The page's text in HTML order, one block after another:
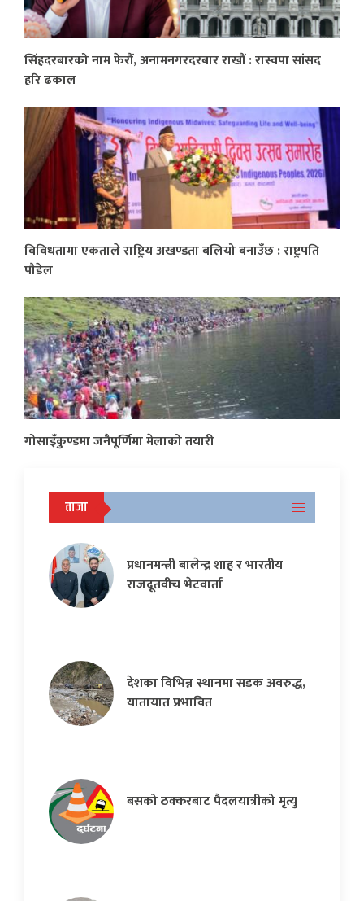
सिंहदरबारको नाम फेरौं, अनामनगरदरबार राखौं : रास्वपा सांसद
हरि ढकाल
विविधतामा एकताले राष्ट्रिय अखण्डता बलियो बनाउँछ : राष्ट्रपति
पौडेल
गोसाइँकुण्डमा जनैपूर्णिमा मेलाको तयारी
ताजा
प्रधानमन्त्री बालेन्द्र शाह र भारतीय
राजदूतवीच भेटवार्ता
देशका विभिन्न स्थानमा सडक अवरुद्ध,
यातायात प्रभावित
बसको ठक्करबाट पैदलयात्रीको मृत्यु